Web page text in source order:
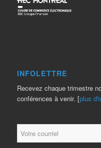
INFOLETTRE
Recevez chaque trimestre
conférences à venir. [plus